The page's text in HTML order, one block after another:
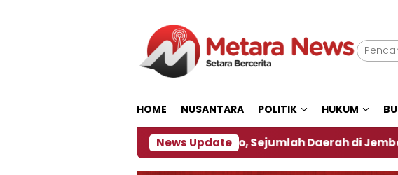
HOME NUSANTARA POLITIK HUKUM
News Update
Dampak El Nino, Sejumlah Daerah di Jember Alami